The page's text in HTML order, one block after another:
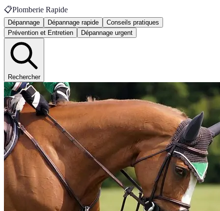
📋Plomberie Rapide
Dépannage Dépannage rapide
Conseils pratiques
Prévention et Entretien
Dépannage urgent
Rechercher